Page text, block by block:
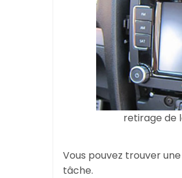
retirage de
Vous pouvez trouver
tâche.